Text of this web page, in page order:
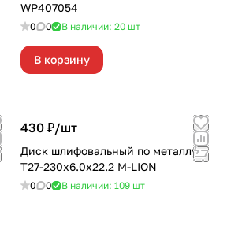
WP407054
0 0 В наличии: 20 шт
В корзину
430 ₽/шт
Диск шлифовальный по металлу
T27-230x6.0x22.2 M-LION
0 0 В наличии: 109 шт